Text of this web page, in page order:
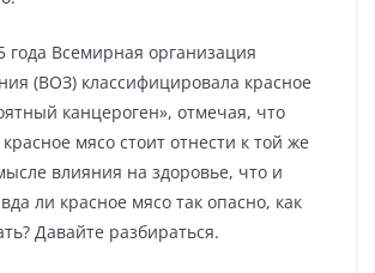
года Всемирная организация
(ВОЗ) классифицировала красное
канцероген», отмечая, что
мясо стоит отнести к той же
влияния на здоровье, что и
ли красное мясо так опасно, как
Давайте разбираться.